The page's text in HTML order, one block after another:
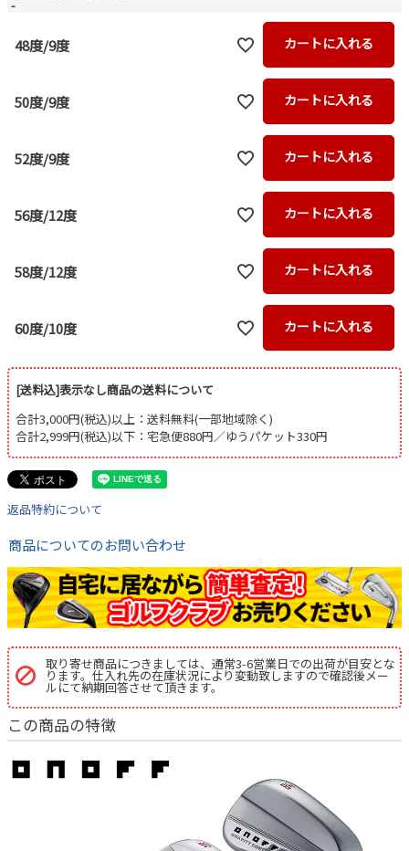
-
48度/9度 カートに入れる
50度/9度 カートに入れる
52度/9度 カートに入れる
56度/12度 カートに入れる
58度/12度 カートに入れる
60度/10度 カートに入れる
[送料込]表示なし商品の送料について
合計3,000円(税込)以上：送料無料(一部地域除く)
合計2,999円(税込)以下：宅急便880円／ゆうパケット330円
返品特約について
商品についてのお問い合わせ
取り寄せ商品につきましては、通常3-6営業日での出荷が目安とな
ります。仕入れ先の在庫状況により変動致しますので確認後メー
ルにて納期回答させて頂きます。
この商品の特徴